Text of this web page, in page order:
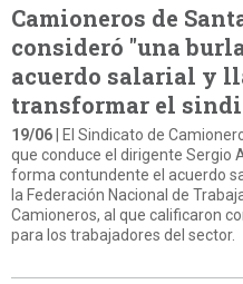
Camioneros de
consideró "una
acuerdo salarial y
transformar el
19/06 | El Sindicato de
que conduce el dirigente Sergio
forma contundente el acuerdo
la Federación Nacional de
Camioneros, al que calificaron
para los trabajadores del sector.